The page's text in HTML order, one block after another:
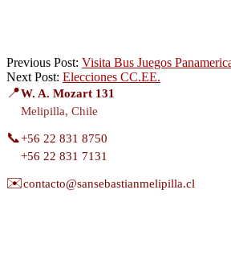
2023-
05-
19
Previous Post: Visita Bus Juegos
Next Post: Elecciones CC.EE.
📍W. A. Mozart 131
Melipilla, Chile
📞+56 22 831 8750
+56 22 831 7131
✉️contacto@sansebastianmelipilla.cl